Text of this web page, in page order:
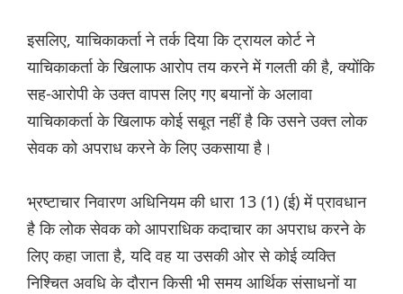
इसलिए, याचिकाकर्ता ने तर्क दिया कि ट्रायल कोर्ट ने
याचिकाकर्ता के खिलाफ आरोप तय करने में गलती की है, क्योंकि
सह-आरोपी के उक्त वापस लिए गए बयानों के अलावा
याचिकाकर्ता के खिलाफ कोई सबूत नहीं है कि उसने उक्त लोक
सेवक को अपराध करने के लिए उकसाया है।
भ्रष्टाचार निवारण अधिनियम की धारा 13 (1) (ई) में प्रावधान
है कि लोक सेवक को आपराधिक कदाचार का अपराध करने के
लिए कहा जाता है, यदि वह या उसकी ओर से कोई व्यक्ति
निश्चित अवधि के दौरान किसी भी समय आर्थिक संसाधनों या